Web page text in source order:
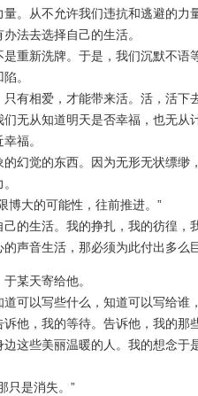
。从不允许我们违抗和逃避的力量
法去选择自己的生活。
新洗牌。于是，我们沉默不语
。
相爱，才能带来活。活，活下去
从知道明天是否幸福，也无从
福。
觉的东西。因为无形无状缥缈
大的可能性，往前推进。”
生活。我的挣扎，我的彷徨，
声音生活，那必须为此付出多么
某天寄给他。
以写些什么，知道可以写给谁，
，我的等待。告诉他，我的那些
些美丽温暖的人。我的想念于
是消失。”